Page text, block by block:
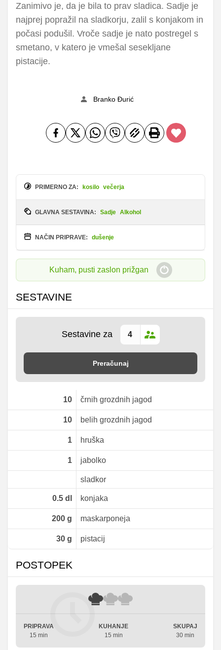
Zanimivo je, da je bila to prav sladica. Sadje je
najprej popražil na sladkorju, zalil s konjakom in
počasi podušil. Vroče sadje je nato postregel s
smetano, v katero je vmešal sesekljane
pistacije.
Branko Đurić
PRIMERNO ZA: kosilo večerja
GLAVNA SESTAVINA: Sadje Alkohol
NAČIN PRIPRAVE: dušenje
Kuham, pusti zaslon prižgan
SESTAVINE
Sestavine za
Preračunaj
10 črnih grozdnih jagod
10 belih grozdnih jagod
1 hruška
1 jabolko
sladkor
0.5dl konjaka
200g maskarponeja
30g pistacij
POSTOPEK
PRIPRAVA
15 min
KUHANJE
15 min
SKUPAJ
30 min